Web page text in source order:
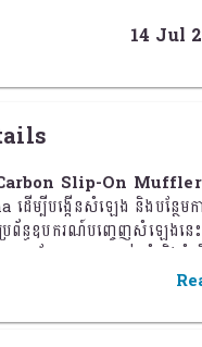
14 Jul
Slip-On Muffler
ើម្បីបង្កើនសំឡេង និងបន្ថែមកា
រព័ន្ធឧបករណ៍បញ្ចេញសំឡេងនេ
ដែលមានភាពធន់ទ្រាំ និងទំន